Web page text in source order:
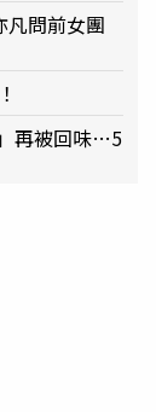
問前女團
再被回味…5